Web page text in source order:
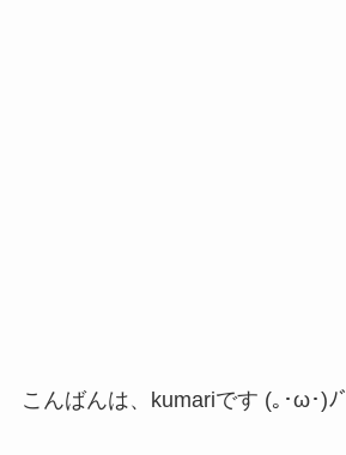
こんばんは、kumariです (｡･ω･)ﾉﾞ